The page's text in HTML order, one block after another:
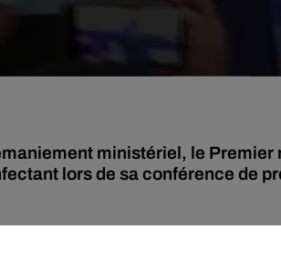
ministériel, le Premier
lors de sa conférence de
d'une conférence de presse,
le